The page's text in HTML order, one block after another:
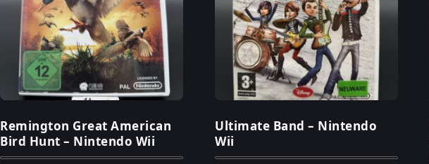
Remington Great American
Bird Hunt – Nintendo Wii
Ultimate Band – Nintendo
Wii